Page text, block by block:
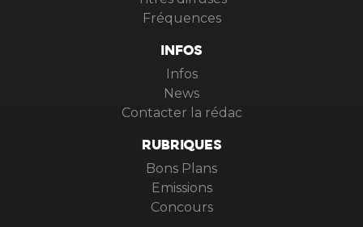
Fréquences
INFOS
Infos
News
Contacter la rédac
RUBRIQUES
Bons Plans
Emissions
Concours